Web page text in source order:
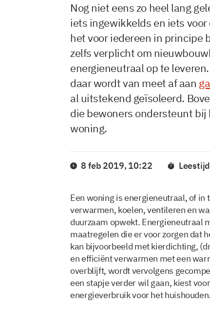
Nog niet eens zo heel lang
iets ingewikkelds en iets
het voor iedereen in principe
zelfs verplicht om
energieneutraal op te
daar wordt van meet af aan
al uitstekend geïsoleerd.
die bewoners ondersteunt
woning.
8 feb 2019, 10:22
Een woning is energieneutraal, of in
verwarmen, koelen, ventileren en
duurzaam opwekt. Energieneutraal
maatregelen die er voor zorgen dat
kan bijvoorbeeld met kierdichting,
en efficiënt verwarmen met een
overblijft, wordt vervolgens
een stapje verder wil gaan, kiest
energieverbruik voor het huishouden.